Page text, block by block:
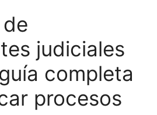
judiciales
completa
procesos